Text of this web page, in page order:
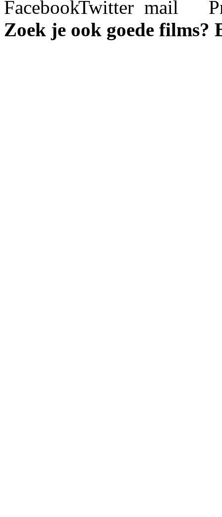
Zoek je ook goede films?